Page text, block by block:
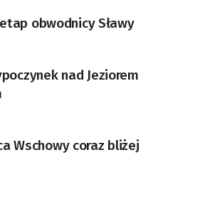
obwodnicy Sławy
nad Jeziorem
Wschowy coraz bliżej